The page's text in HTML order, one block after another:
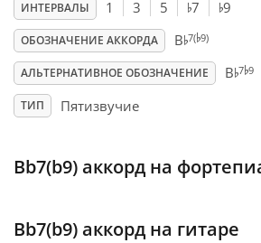
Français
한국어
ИНТЕРВАЛЫ 1 3 5 7 9
ОБОЗНАЧЕНИЕ АККОРДА B♭7(♭9)
АЛЬТЕРНАТИВНОЕ ОБОЗНАЧЕНИЕ B♭7♭9
ТИП Пятизвучие
Bb7(b9) аккорд на
Bb7(b9) аккорд на гитаре